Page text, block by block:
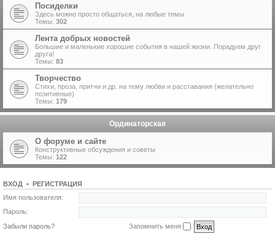
Посиделки
Здесь можно просто общаться, на любые темы
Темы: 302
Лента добрых новостей
Большие и маленькие хорошие события в нашей жизни. Порадуем друг
друга!
Темы: 83
Творчество
Стихи, проза, притчи и др. на тему любви и расставания (желательно
позитивные)
Темы: 179
Ординаторская
О форуме и сайте
Конструктивные обсуждения и советы
Темы: 122
ВХОД • РЕГИСТРАЦИЯ
Имя пользователя:
Пароль:
Забыли пароль?
Запомнить меня